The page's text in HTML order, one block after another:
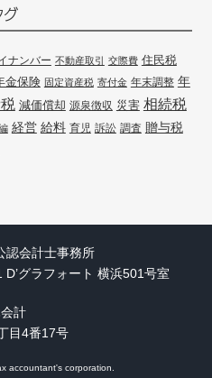
ナンバー 不動産取引 交際費 住民税
金保険 固定資産税 寄付金 年末調整 年
減価償却 源泉徴収 災害 相続税
経営 給料 育児 訴訟 調査 贈与税
認会計士事務所
グラフォート 横浜501号室
計
目4番17号
accountant's corporation.